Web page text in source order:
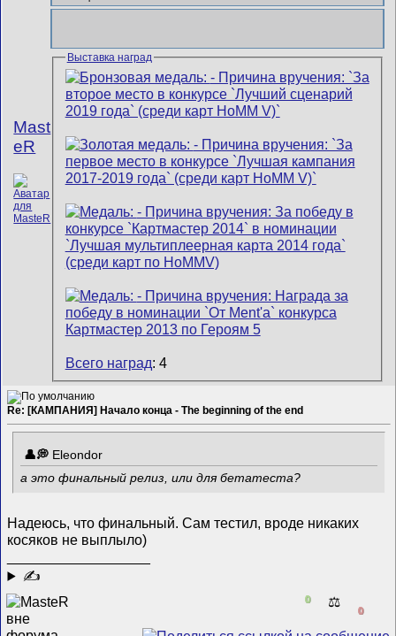
Mast
eR
Выставка наград
Всего наград: 4
Re: [КАМПАНИЯ] Начало конца - The beginning of the end
Eleondor
а это финальный релиз, или для бетатеста?
Надеюсь, что финальный. Сам тестил, вроде никаких
косяков не выплыло)
✍
0 ⚖️
0